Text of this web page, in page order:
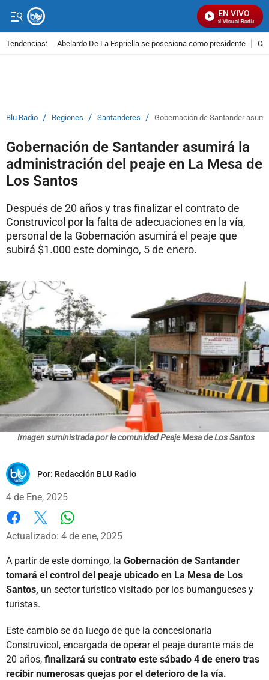
EN VIVO
Señal Visual Radio
Tendencias: Abelardo De La Espriella se posesiona como presidente
Blu Radio / Regiones / Santanderes / Gobernación de Santander
Gobernación de Santander asumirá la
administración del peaje en La Mesa de
Los Santos
Después de 20 años y tras finalizar el contrato de
Construvicol por la falta de adecuaciones en la vía,
personal de la Gobernación asumirá el peaje que
subirá $1.000 este domingo, 5 de enero.
Imagen suministrada por la comunidad Peaje Mesa de Los Santos
Por: Redacción BLU Radio
4 de Ene, 2025
Facebook
X
Actualizado: 4 de ene, 2025
A partir de este domingo, la Gobernación de Santander
tomará el control del peaje ubicado en La Mesa de Los
Santos, un sector turístico visitado por los bumangueses y
turistas.
Este cambio se da luego de que la concesionaria
Construvicol, encargada de operar el peaje durante más de
20 años, finalizará su contrato este sábado 4 de enero tras
recibir numerosas quejas por el deterioro de la vía.